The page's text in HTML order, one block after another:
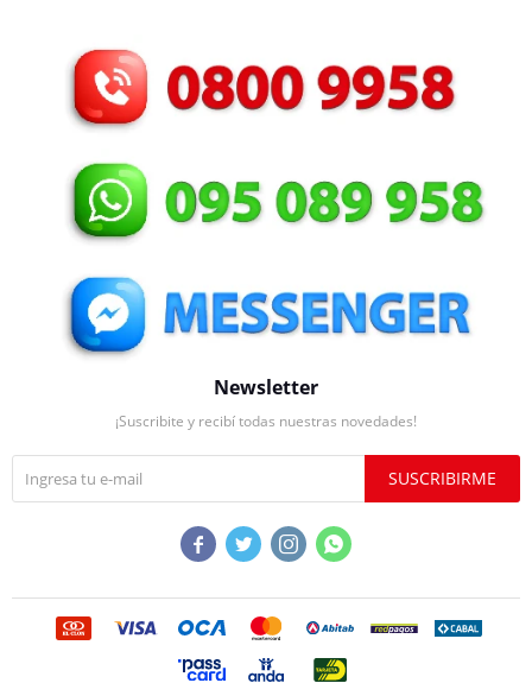
Newsletter
¡Suscribite y recibí todas nuestras novedades!
SUSCRIBIRME
   